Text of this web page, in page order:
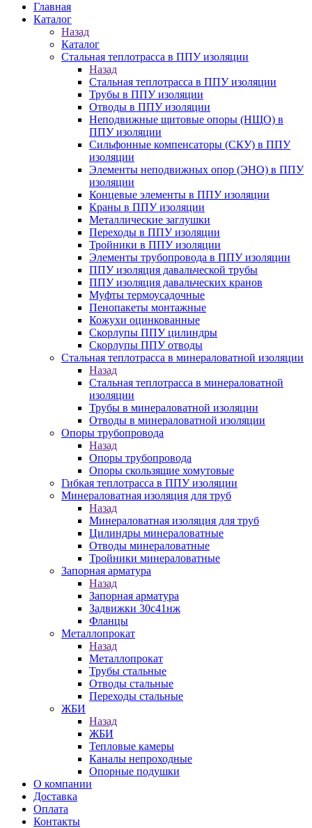
Главная
Каталог
Назад
Каталог
Стальная теплотрасса в ППУ изоляции
Назад
Стальная теплотрасса в ППУ изоляции
Трубы в ППУ изоляции
Отводы в ППУ изоляции
Неподвижные щитовые опоры (НЩО) в
ППУ изоляции
Cильфонные компенсаторы (СКУ) в ППУ
изоляции
Элементы неподвижных опор (ЭНО) в ППУ
изоляции
Концевые элементы в ППУ изоляции
Краны в ППУ изоляции
Металлические заглушки
Переходы в ППУ изоляции
Тройники в ППУ изоляции
Элементы трубопровода в ППУ изоляции
ППУ изоляция давальческой трубы
ППУ изоляция давальческих кранов
Муфты термоусадочные
Пенопакеты монтажные
Кожухи оцинкованные
Скорлупы ППУ цилиндры
Скорлупы ППУ отводы
Стальная теплотрасса в минераловатной изоляции
Назад
Стальная теплотрасса в минераловатной
изоляции
Трубы в минераловатной изоляции
Отводы в минераловатной изоляции
Опоры трубопровода
Назад
Опоры трубопровода
Опоры скользящие хомутовые
Гибкая теплотрасса в ППУ изоляции
Минераловатная изоляция для труб
Назад
Минераловатная изоляция для труб
Цилиндры минераловатные
Отводы минераловатные
Тройники минераловатные
Запорная арматура
Назад
Запорная арматура
Задвижки 30с41нж
Фланцы
Металлопрокат
Назад
Металлопрокат
Трубы стальные
Отводы стальные
Переходы стальные
ЖБИ
Назад
ЖБИ
Тепловые камеры
Каналы непроходные
Опорные подушки
О компании
Доставка
Оплата
Контакты